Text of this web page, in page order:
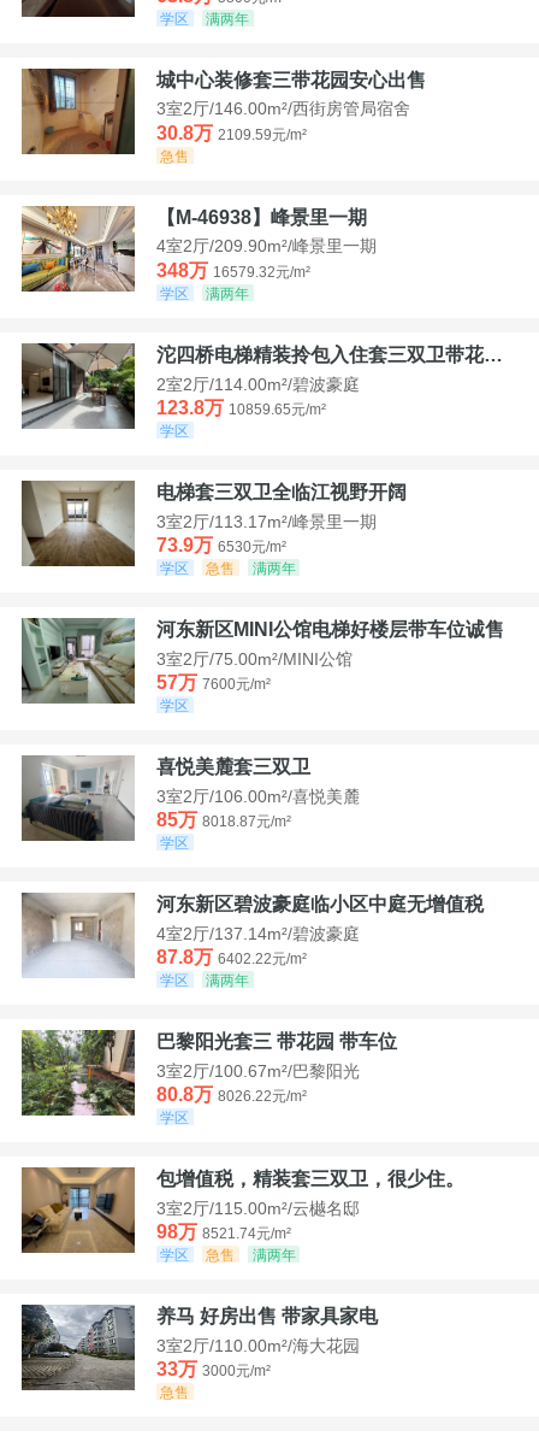
学区
满两年
城中心装修套三带花园安心出售
3室2厅/146.00m²/西街房管局宿舍
30.8万 2109.59元/m²
急售
【M-46938】峰景里一期
4室2厅/209.90m²/峰景里一期
348万 16579.32元/m²
学区
满两年
沱四桥电梯精装拎包入住套三双卫带花园40平米带车位
2室2厅/114.00m²/碧波豪庭
123.8万 10859.65元/m²
学区
电梯套三双卫全临江视野开阔
3室2厅/113.17m²/峰景里一期
73.9万 6530元/m²
学区
急售 满两年
河东新区MINI公馆电梯好楼层带车位诚售
3室2厅/75.00m²/MINI公馆
57万 7600元/m²
学区
喜悦美麓套三双卫
3室2厅/106.00m²/喜悦美麓
85万 8018.87元/m²
学区
河东新区碧波豪庭临小区中庭无增值税
4室2厅/137.14m²/碧波豪庭
87.8万 6402.22元/m²
学区
满两年
巴黎阳光套三 带花园 带车位
3室2厅/100.67m²/巴黎阳光
80.8万 8026.22元/m²
学区
包增值税，精装套三双卫，很少住。
3室2厅/115.00m²/云樾名邸
98万 8521.74元/m²
学区
急售 满两年
养马 好房出售 带家具家电
3室2厅/110.00m²/海大花园
33万 3000元/m²
急售